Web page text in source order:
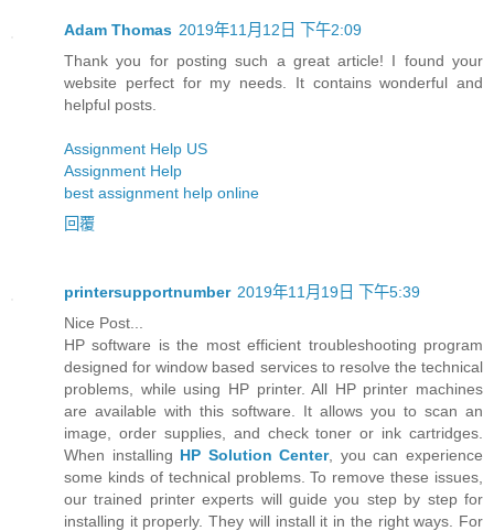
Adam Thomas 2019年11月12日 下午2:09
Thank you for posting such a great article! I found your
website perfect for my needs. It contains wonderful and
helpful posts.
Assignment Help US
Assignment Help
best assignment help online
回覆
printersupportnumber 2019年11月19日 下午5:39
Nice Post...
HP software is the most efficient troubleshooting program
designed for window based services to resolve the technical
problems, while using HP printer. All HP printer machines
are available with this software. It allows you to scan an
image, order supplies, and check toner or ink cartridges.
When installing HP Solution Center, you can experience
some kinds of technical problems. To remove these issues,
our trained printer experts will guide you step by step for
installing it properly. They will install it in the right ways. For